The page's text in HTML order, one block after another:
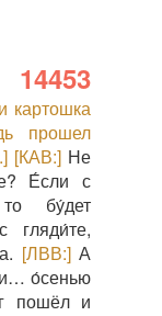
14453
картошка
прошел
[КАВ:] Не
Е́сли с
бу́дет
гляди́те,
[ЛВВ:]А
о́сенью
пошёл и